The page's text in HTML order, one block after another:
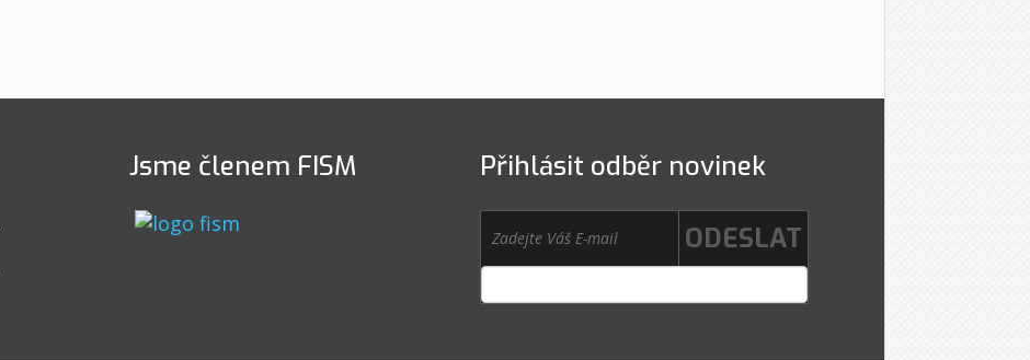
Jsme členem FISM Přihlásit odběr novinek